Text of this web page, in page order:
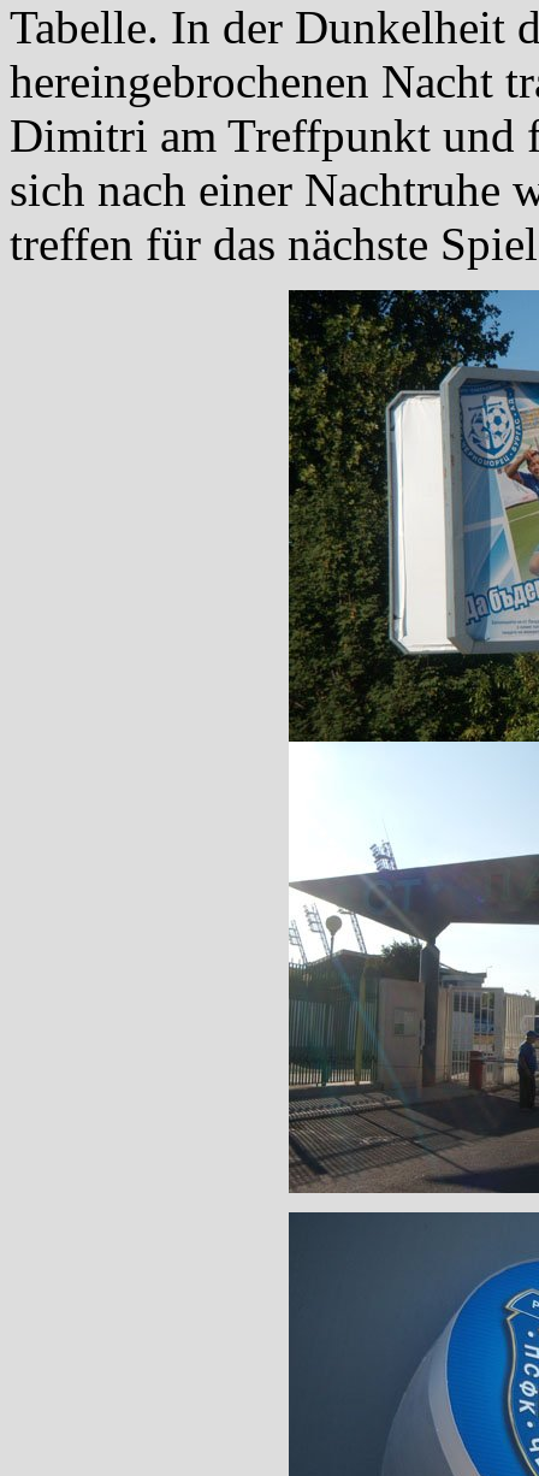
Tabelle. In der Dunkelheit
hereingebrochenen Nacht
Dimitri am Treffpunkt und
sich nach einer Nachtruhe
treffen für das nächste